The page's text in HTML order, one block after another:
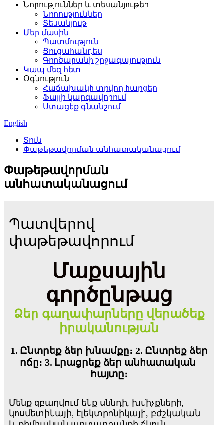
Նորություններ և տեսանյութեր
Նորություններ
Տեսանյութ
Մեր մասին
Պատմություն
Ցուցահանդես
Գործարանի շրջագայություն
Կապ մեզ հետ
Օգնություն
Հաճախակի տրվող հարցեր
Ֆայլի կարգավորում
Ստացեք գնանշում
English
Տուն
Փաթեթավորման անհատականացում
Փաթեթավորման
անհատականացում
Պատվերով
փաթեթավորում
Մաքսային
գործընթաց
Ձեր գաղափարները վերածեք
իրականության
1. Ընտրեք ձեր խնամքը։ 2. Ընտրեք ձեր
ոճը։ 3. Լրացրեք ձեր անհատական ​​​​
հայտը։
Մենք զբաղվում ենք սննդի, խմիչքների,
կոսմետիկայի, էլեկտրոնիկայի, բժշկական